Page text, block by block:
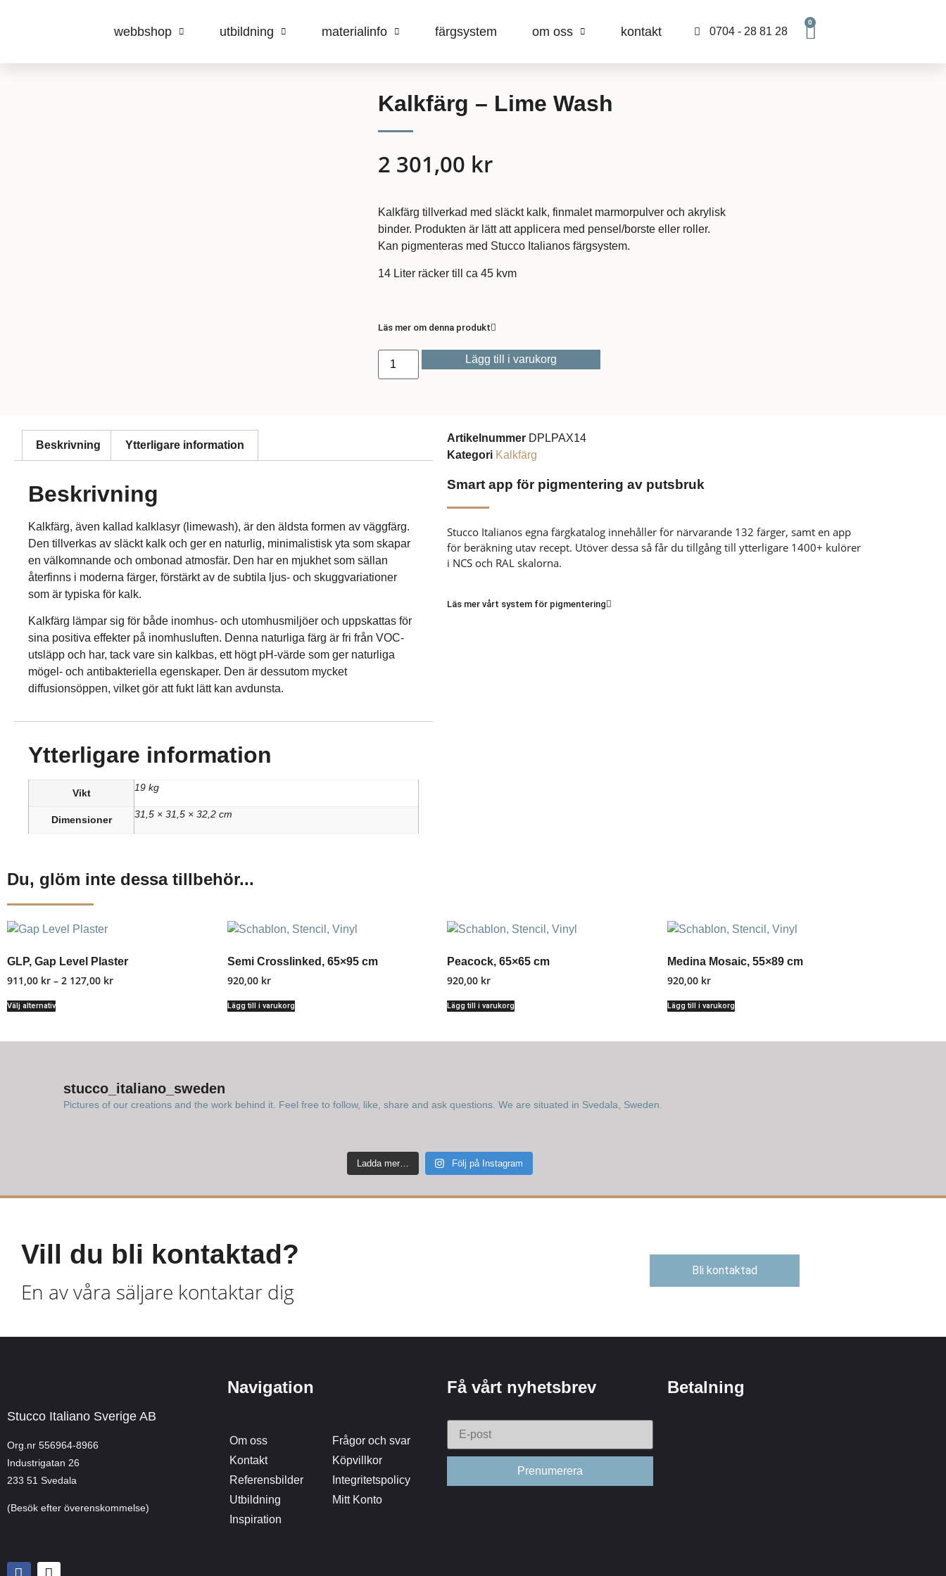
webbshop utbildning materialinfo färgsystem om oss kontakt 0704 - 28 81 28
0
Kalkfärg – Lime Wash
2 301,00 kr
Kalkfärg tillverkad med släckt kalk, finmalet marmorpulver och akrylisk
binder. Produkten är lätt att applicera med pensel/borste eller roller.
Kan pigmenteras med Stucco Italianos färgsystem.
14 Liter räcker till ca 45 kvm
Läs mer om denna produkt
Lägg till i varukorg
Beskrivning Ytterligare information
Beskrivning
Kalkfärg, även kallad kalklasyr (limewash), är den äldsta formen av väggfärg.
Den tillverkas av släckt kalk och ger en naturlig, minimalistisk yta som skapar
en välkomnande och ombonad atmosfär. Den har en mjukhet som sällan
återfinns i moderna färger, förstärkt av de subtila ljus- och skuggvariationer
som är typiska för kalk.
Kalkfärg lämpar sig för både inomhus- och utomhusmiljöer och uppskattas för
sina positiva effekter på inomhusluften. Denna naturliga färg är fri från VOC-
utsläpp och har, tack vare sin kalkbas, ett högt pH-värde som ger naturliga
mögel- och antibakteriella egenskaper. Den är dessutom mycket
diffusionsöppen, vilket gör att fukt lätt kan avdunsta.
Ytterligare information
Vikt 19 kg
Dimensioner 31,5 × 31,5 × 32,2 cm
Artikelnummer DPLPAX14
Kategori Kalkfärg
Smart app för pigmentering av putsbruk
Stucco Italianos egna färgkatalog innehåller för närvarande 132 färger, samt en app
för beräkning utav recept. Utöver dessa så får du tillgång till ytterligare 1400+ kulörer
i NCS och RAL skalorna.
Läs mer vårt system för pigmentering
Du, glöm inte dessa tillbehör...
GLP, Gap Level Plaster
911,00 kr – 2 127,00 kr
Välj alternativ
Semi Crosslinked, 65×95 cm
920,00 kr
Lägg till i varukorg
Peacock, 65×65 cm
920,00 kr
Lägg till i varukorg
Medina Mosaic, 55×89 cm
920,00 kr
Lägg till i varukorg
stucco_italiano_sweden
Pictures of our creations and the work behind it. Feel free to follow, like, share and ask questions. We are situated in Svedala, Sweden.
Ladda mer… Följ på Instagram
Vill du bli kontaktad?
En av våra säljare kontaktar dig
Bli kontaktad
Stucco Italiano Sverige AB
Org.nr 556964-8966
Industrigatan 26
233 51 Svedala
(Besök efter överenskommelse)
Navigation
Om oss
Kontakt
Referensbilder
Utbildning
Inspiration
Frågor och svar
Köpvillkor
Integritetspolicy
Mitt Konto
Få vårt nyhetsbrev Betalning